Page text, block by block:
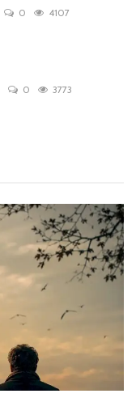
0 4107
0 3773